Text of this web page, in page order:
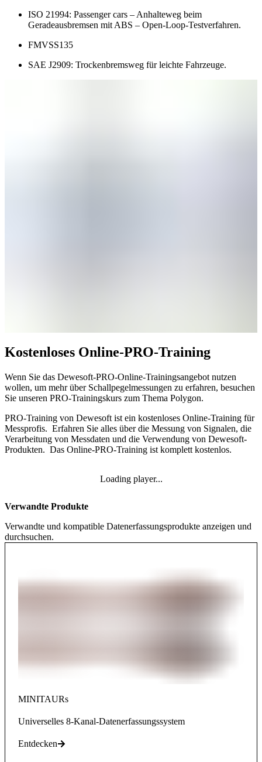
ISO 21994: Passenger cars – Anhalteweg beim
Geradeausbremsen mit ABS – Open-Loop-Testverfahren.
FMVSS135
SAE J2909: Trockenbremsweg für leichte Fahrzeuge.
Kostenloses Online-PRO-Training
Wenn Sie das Dewesoft-PRO-Online-Trainingsangebot nutzen
wollen, um mehr über Schallpegelmessungen zu erfahren, besuchen
Sie unseren PRO-Trainingskurs zum Thema Polygon​​​​​​​.
PRO-Training von Dewesoft ist ein kostenloses Online-Training für
Messprofis. Erfahren Sie alles über die Messung von Signalen, die
Verarbeitung von Messdaten und die Verwendung von Dewesoft-
Produkten. Das Online-PRO-Training ist komplett kostenlos.
Loading player...
Verwandte Produkte
Verwandte und kompatible Datenerfassungsprodukte anzeigen und
durchsuchen.
MINITAURs
Universelles 8-Kanal-Datenerfassungssystem
Entdecken